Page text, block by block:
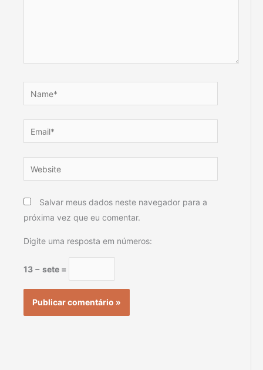
Name*
Email*
Website
Salvar meus dados neste navegador para a
próxima vez que eu comentar.
Digite uma resposta em números:
13 − sete =